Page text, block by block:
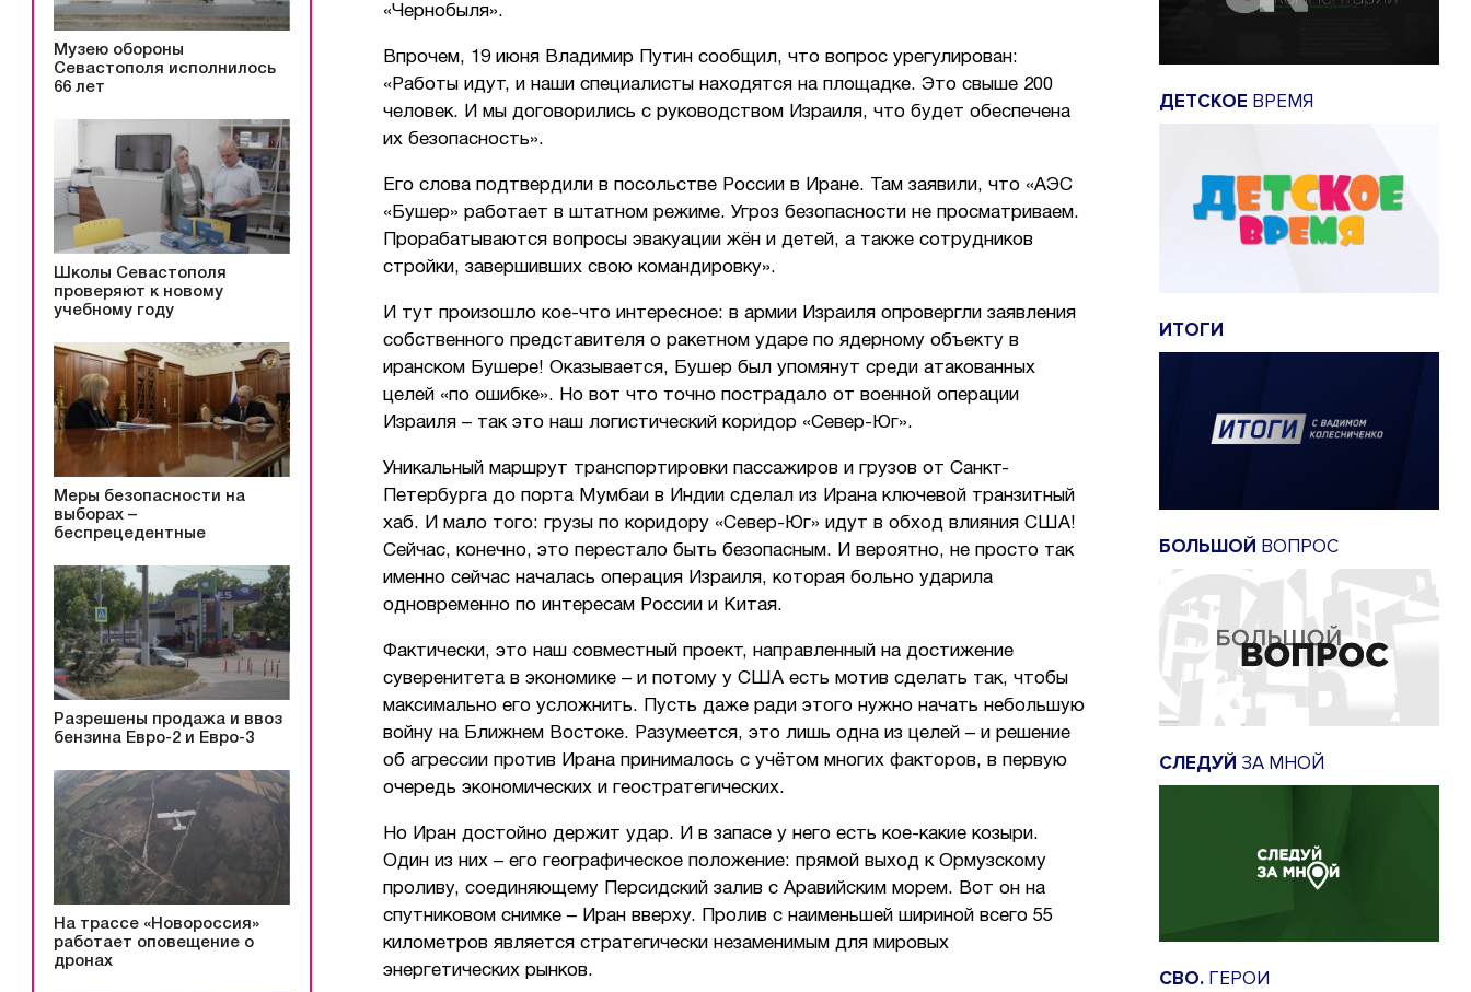
Музею обороны
Севастополя исполнилось
66 лет
Школы Севастополя
проверяют к новому
учебному году
Меры безопасности на
выборах –
беспрецедентные
Разрешены продажа и ввоз
бензина Евро-2 и Евро-3
На трассе «Новороссия»
работает оповещение о
дронах
«Чернобыля».
Впрочем, 19 июня Владимир Путин сообщил, что вопрос урегулирован:
«Работы идут, и наши специалисты находятся на площадке. Это свыше 200
человек. И мы договорились с руководством Израиля, что будет обеспечена
их безопасность».
Его слова подтвердили в посольстве России в Иране. Там заявили, что «АЭС
«Бушер» работает в штатном режиме. Угроз безопасности не просматриваем.
Прорабатываются вопросы эвакуации жён и детей, а также сотрудников
стройки, завершивших свою командировку».
И тут произошло кое-что интересное: в армии Израиля опровергли заявления
собственного представителя о ракетном ударе по ядерному объекту в
иранском Бушере! Оказывается, Бушер был упомянут среди атакованных
целей «по ошибке». Но вот что точно пострадало от военной операции
Израиля – так это наш логистический коридор «Север-Юг».
Уникальный маршрут транспортировки пассажиров и грузов от Санкт-
Петербурга до порта Мумбаи в Индии сделал из Ирана ключевой транзитный
хаб. И мало того: грузы по коридору «Север-Юг» идут в обход влияния США!
Сейчас, конечно, это перестало быть безопасным. И вероятно, не просто так
именно сейчас началась операция Израиля, которая больно ударила
одновременно по интересам России и Китая.
Фактически, это наш совместный проект, направленный на достижение
суверенитета в экономике – и потому у США есть мотив сделать так, чтобы
максимально его усложнить. Пусть даже ради этого нужно начать небольшую
войну на Ближнем Востоке. Разумеется, это лишь одна из целей – и решение
об агрессии против Ирана принималось с учётом многих факторов, в первую
очередь экономических и геостратегических.
Но Иран достойно держит удар. И в запасе у него есть кое-какие козыри.
Один из них – его географическое положение: прямой выход к Ормузскому
проливу, соединяющему Персидский залив с Аравийским морем. Вот он на
спутниковом снимке – Иран вверху. Пролив с наименьшей шириной всего 55
километров является стратегически незаменимым для мировых
энергетических рынков.
ДЕТСКОЕ ВРЕМЯ
ИТОГИ
БОЛЬШОЙ ВОПРОС
СЛЕДУЙ ЗА МНОЙ
СВО. ГЕРОИ